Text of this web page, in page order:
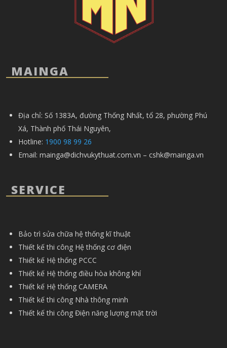
MAINGA
Địa chỉ: Số 1383A, đường Thống Nhất, tổ 28, phường Phú
Xá, Thành phố Thái Nguyên,
Hotline: 1900 98 99 26
Email: mainga@dichvukythuat.com.vn – cshk@mainga.vn
SERVICE
Bảo trì sửa chữa hệ thống kĩ thuật
Thiết kế thi công Hệ thống cơ điện
Thiết kế Hệ thống PCCC
Thiết kế Hệ thống điều hòa không khí
Thiết kế Hệ thống CAMERA
Thiết kế thi công Nhà thông minh
Thiết kế thi công Điện năng lượng mặt trời